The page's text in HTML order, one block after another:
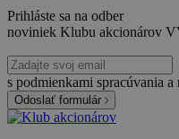
Prihláste sa na odber
noviniek Klubu akcionárov
s podmienkami spracúvania
Odoslať formulár